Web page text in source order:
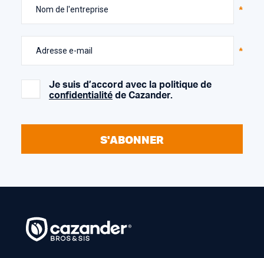
Nom de l'entreprise
Adresse e-mail
Je suis d’accord avec la politique de
confidentialité de Cazander.
S'ABONNER